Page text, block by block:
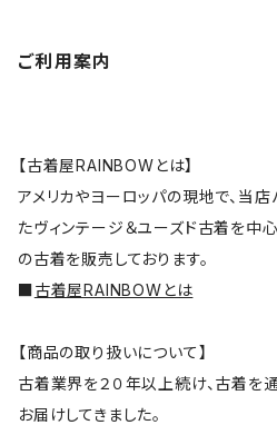
ご利用案内
【古着屋RAINBOWとは】
アメリカやヨーロッパの現地で、当
たヴィンテージ＆ユーズド古着を中
の古着を販売しております。
■古着屋RAINBOWとは
【商品の取り扱いについて】
古着業界を２０年以上続け、古着を
お届けしてきました。